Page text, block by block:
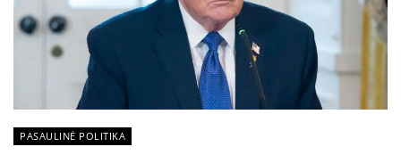
PASAULINĖ POLITIKA